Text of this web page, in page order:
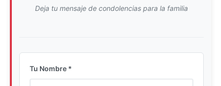
Deja tu mensaje de condolencias para la familia
Tu Nombre *